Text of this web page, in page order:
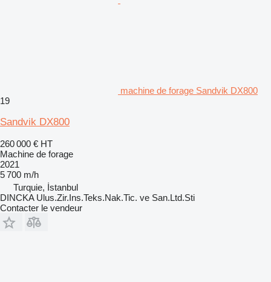
machine de forage Sandvik DX800
19
Sandvik DX800
260 000 € HT
Machine de forage
2021
5 700 m/h
Turquie, İstanbul
DINCKA Ulus.Zir.Ins.Teks.Nak.Tic. ve San.Ltd.Sti
Contacter le vendeur